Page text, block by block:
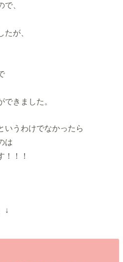
、
が、
きました。
いうわけでなかったら
は
！！！
↓